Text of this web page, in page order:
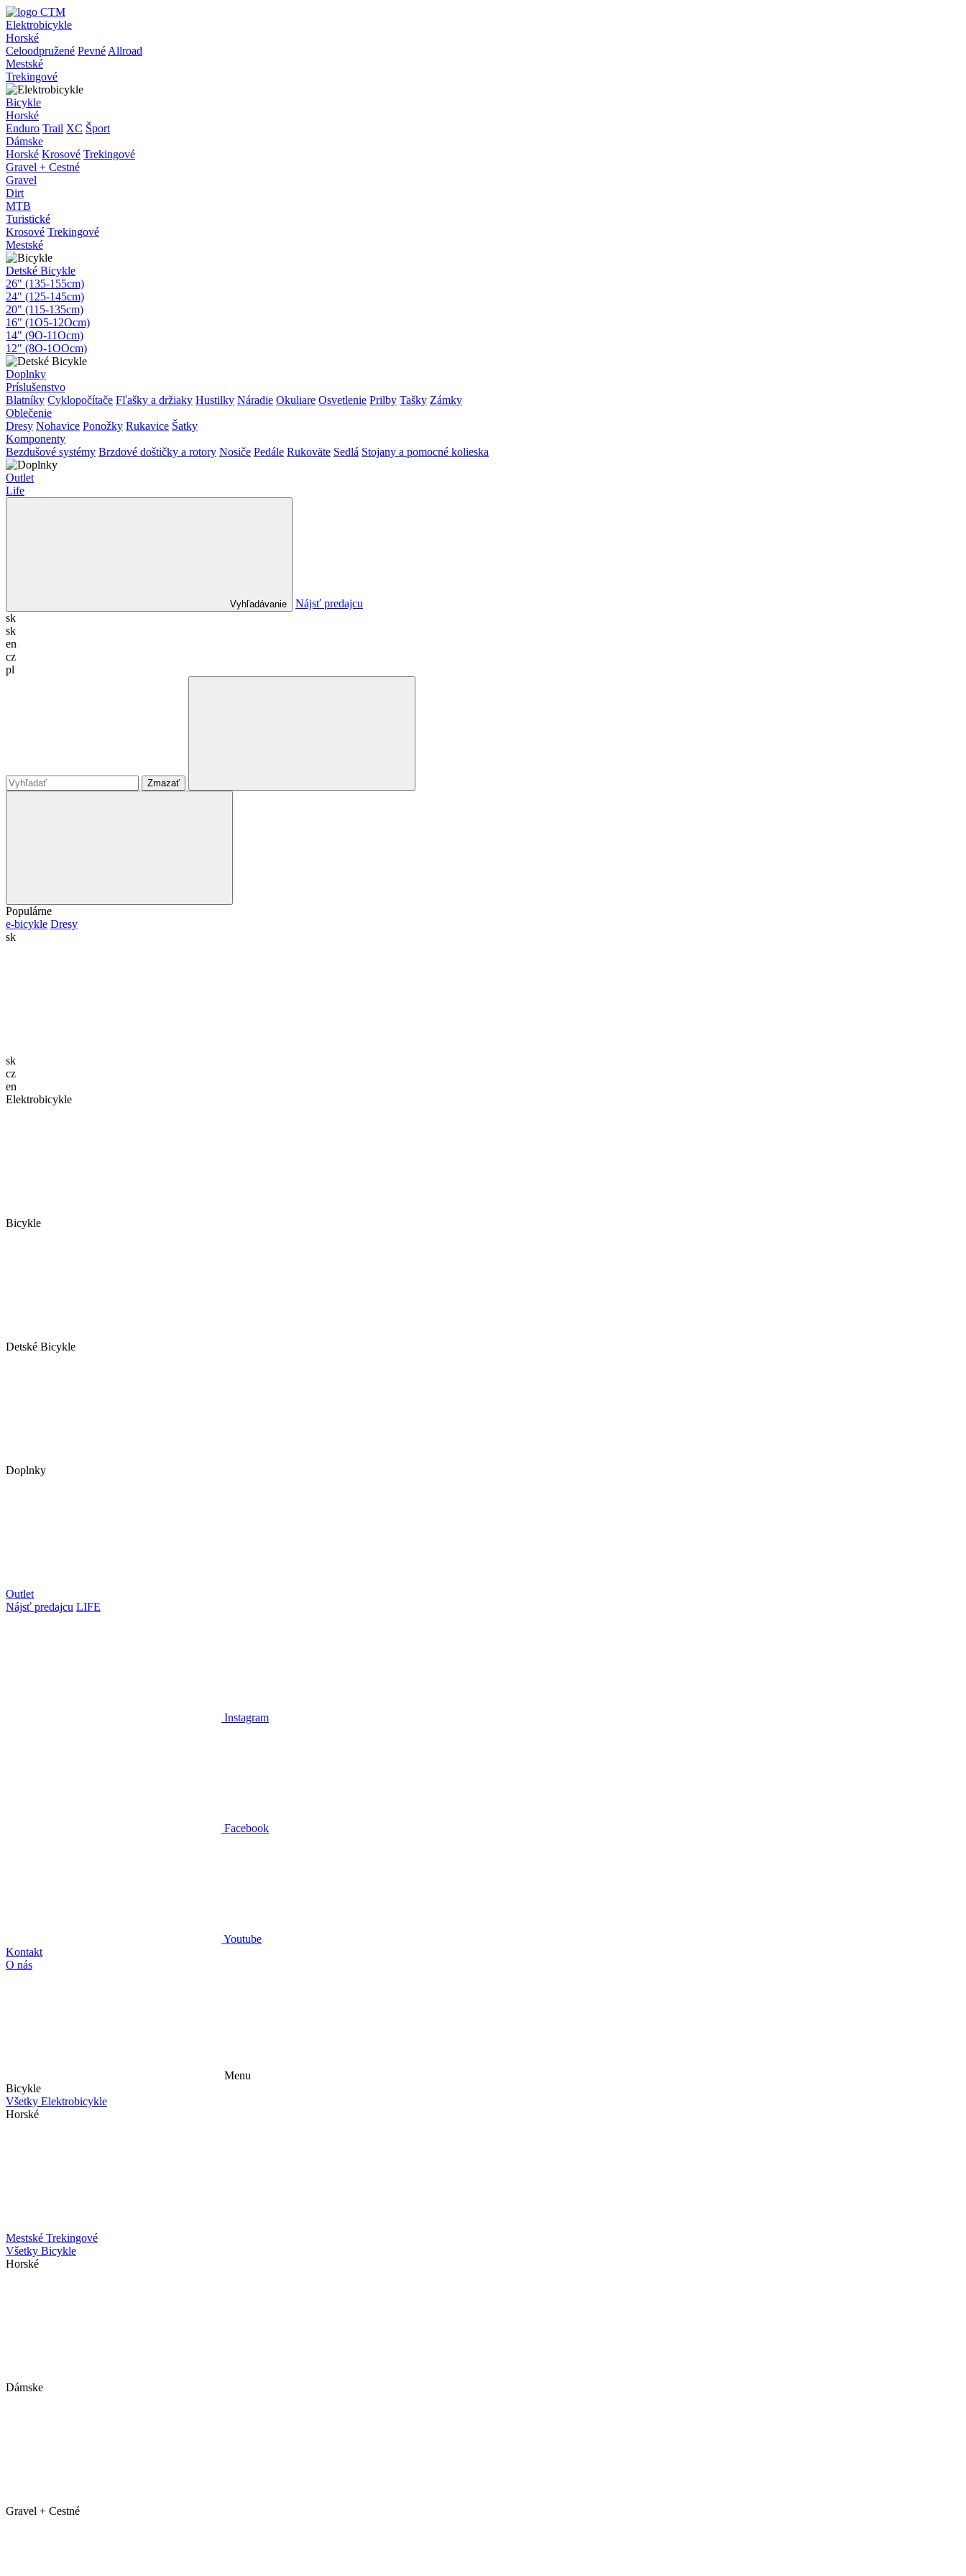
Elektrobicykle
Horské
Celoodpružené Pevné Allroad
Mestské
Trekingové
Bicykle
Horské
Enduro Trail XC Šport
Dámske
Horské Krosové Trekingové
Gravel + Cestné
Gravel
Dirt
MTB
Turistické
Krosové Trekingové
Mestské
Detské Bicykle
26" (135-155cm)
24" (125-145cm)
20" (115-135cm)
16" (1O5-12Ocm)
14" (9O-11Ocm)
12" (8O-1OOcm)
Doplnky
Príslušenstvo
Blatníky Cyklopočítače Fľašky a držiaky Hustilky Náradie Okuliare Osvetlenie Prilby Tašky Zámky
Oblečenie
Dresy Nohavice Ponožky Rukavice Šatky
Komponenty
Bezdušové systémy Brzdové doštičky a rotory Nosiče Pedále Rukoväte Sedlá Stojany a pomocné kolieska
Outlet
Life
Vyhľadávanie
Nájsť predajcu
sk
sk
en
cz
pl
Zmazať
Populárne
e-bicykle Dresy
sk
sk
cz
en
Elektrobicykle
Bicykle
Detské Bicykle
Doplnky
Outlet
Nájsť predajcu LIFE
Instagram
Facebook
Youtube
Kontakt
O nás
Menu
Bicykle
Všetky Elektrobicykle
Horské
Mestské Trekingové
Všetky Bicykle
Horské
Dámske
Gravel + Cestné